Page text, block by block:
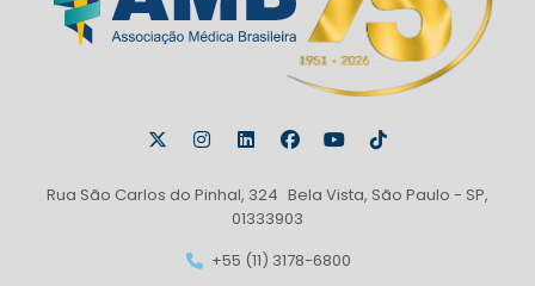
Rua São Carlos do Pinhal, 324 Bela Vista, São Paulo - SP,
01333903
+55 (11) 3178-6800